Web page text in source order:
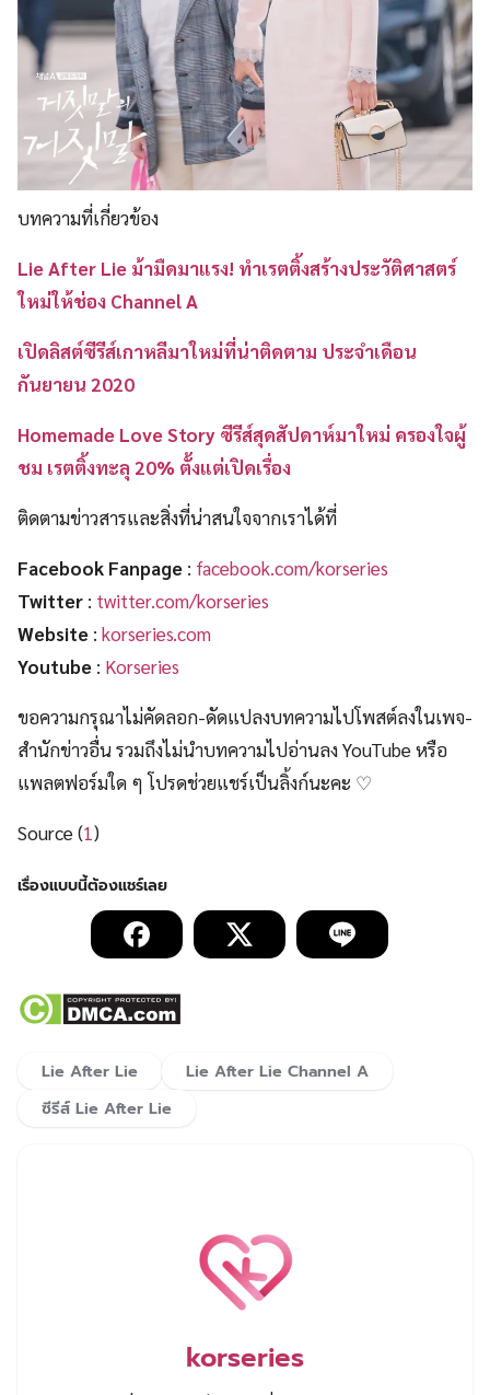
บทความที่เกี่ยวข้อง
Lie After Lie ม้ามืดมาแรง! ทำเรตติ้งสร้างประวัติศาสตร์
ใหม่ให้ช่อง Channel A
เปิดลิสต์ซีรีส์เกาหลีมาใหม่ที่น่าติดตาม ประจำเดือน
กันยายน 2020
Homemade Love Story ซีรีส์สุดสัปดาห์มาใหม่ ครองใจผู้
ชม เรตติ้งทะลุ 20% ตั้งแต่เปิดเรื่อง
ติดตามข่าวสารและสิ่งที่น่าสนใจจากเราได้ที่
Facebook Fanpage : facebook.com/korseries
Twitter : twitter.com/korseries
Website : korseries.com
Youtube : Korseries
ขอความกรุณาไม่คัดลอก-ดัดแปลงบทความไปโพสต์ลงในเพจ-
สำนักข่าวอื่น รวมถึงไม่นำบทความไปอ่านลง YouTube หรือ
แพลตฟอร์มใด ๆ โปรดช่วยแชร์เป็นลิ้งก์นะคะ ♡
Source (1)
Lie After Lie
Lie After Lie Channel A
ซีรีส์ Lie After Lie
korseries